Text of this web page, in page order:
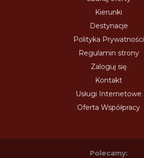
Kierunki
Destynacje
Polityka Prywatności
Regulamin strony
Zaloguj się
Kontakt
Usługi Internetowe
Oferta Współpracy
Polecamy: